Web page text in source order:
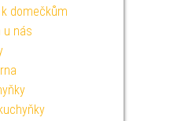
domečkům
u nás